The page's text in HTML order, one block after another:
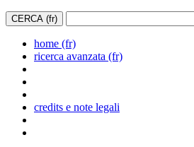
home (fr)
ricerca avanzata (fr)
credits e note legali